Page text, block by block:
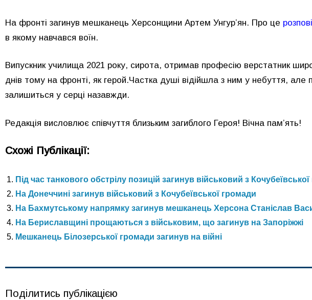
На фронті загинув мешканець Херсонщини Артем Унгур’ян. Про це
в якому навчався воїн.
Випускник училища 2021 року, сирота, отримав професію верстатник
днів тому на фронті, як герой.Частка душі відійшла з ним у небуття, але
залишиться у серці назавжди.
Редакція висловлює співчуття близьким загиблого Героя! Вічна пам’ять!
Схожі Публікації:
Під час танкового обстрілу позицій загинув військовий з
На Донеччині загинув військовий з Кочубеївської громади
На Бахмутському напрямку загинув мешканець Херсона Станіслав
На Бериславщині прощаються з військовим, що загинув на Запоріжжі
Мешканець Білозерської громади загинув на війні
Поділитись публікацією